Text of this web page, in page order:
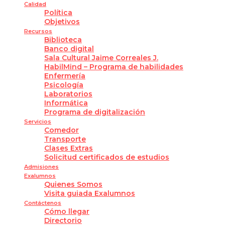
Calidad
Política
Objetivos
Recursos
Biblioteca
Banco digital
Sala Cultural Jaime Correales J.
HabilMind – Programa de habilidades
Enfermería
Psicología
Laboratorios
Informática
Programa de digitalización
Servicios
Comedor
Transporte
Clases Extras
Solicitud certificados de estudios
Admisiones
Exalumnos
Quienes Somos
Visita guiada Exalumnos
Contáctenos
Cómo llegar
Directorio